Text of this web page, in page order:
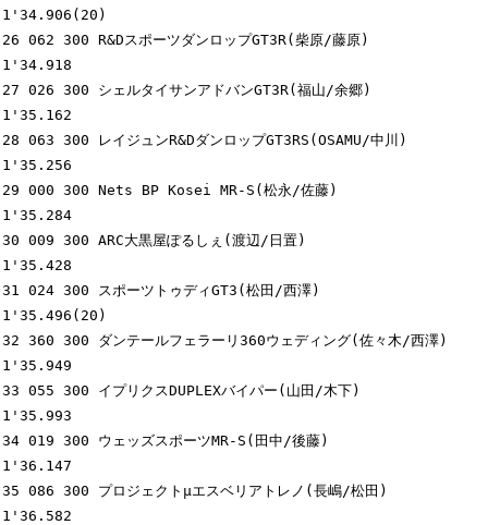
1'34.906(20)
26 062 300 R&DスポーツダンロップGT3R(柴原/藤原)
1'34.918
27 026 300 シェルタイサンアドバンGT3R(福山/余郷)
1'35.162
28 063 300 レイジュンR&DダンロップGT3RS(OSAMU/中川)
1'35.256
29 000 300 Nets BP Kosei MR-S(松永/佐藤)
1'35.284
30 009 300 ARC大黒屋ぽるしぇ(渡辺/日置)
1'35.428
31 024 300 スポーツトゥディGT3(松田/西澤)
1'35.496(20)
32 360 300 ダンテールフェラーリ360ウェディング(佐々木/西澤)
1'35.949
33 055 300 イプリクスDUPLEXバイパー(山田/木下)
1'35.993
34 019 300 ウェッズスポーツMR-S(田中/後藤)
1'36.147
35 086 300 プロジェクトμエスベリアトレノ(長嶋/松田)
1'36.582